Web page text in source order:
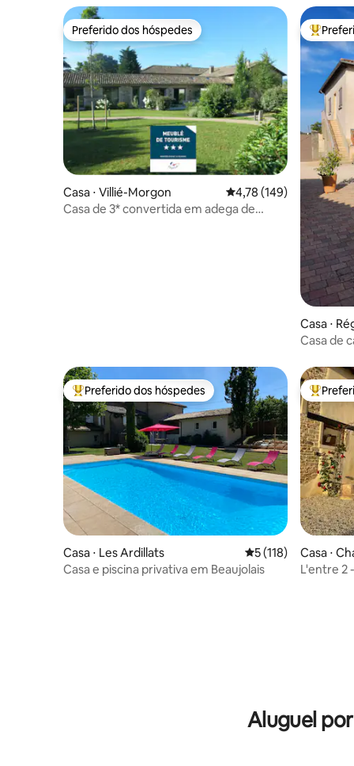
Preferido dos hóspedes
Preferido dos hóspedes
Casa ⋅ Villié-Morgon 4,78 de uma avaliação
4,78 (149)
Casa de 3* convertida em adega de
Entre
Casa ⋅
Casa de
Entre os melhores preferidos dos hóspedes
Preferido dos hóspedes
Casa ⋅ Les Ardillats 5 de uma avaliação
5 (118)
Casa e piscina privativa em Beaujolais
Entre
Casa ⋅
L'entre 2
Aluguel